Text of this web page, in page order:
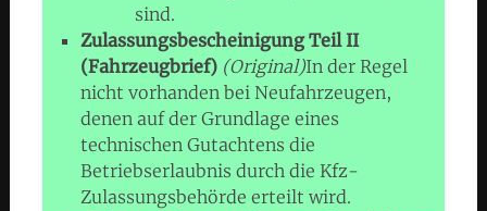
sind.
Zulassungsbescheinigung Teil II
(Fahrzeugbrief) (Original)In der Regel
nicht vorhanden bei Neufahrzeugen,
denen auf der Grundlage eines
technischen Gutachtens die
Betriebserlaubnis durch die Kfz-
Zulassungsbehörde erteilt wird.